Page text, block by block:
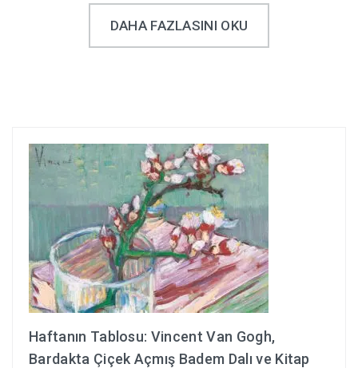
DAHA FAZLASINI OKU
Haftanın Tablosu: Vincent Van Gogh,
Bardakta Çiçek Açmış Badem Dalı ve Kitap